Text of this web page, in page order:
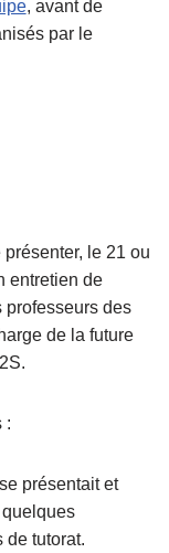
, avant de
par le
le 21 ou
entretien de
professeurs des
de la future
:
présentait et
de tutorat.